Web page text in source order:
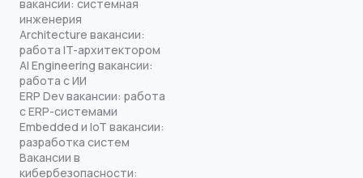
вакансии: системная
инженерия
Architecture вакансии:
работа IT-архитектором
AI Engineering вакансии:
работа с ИИ
ERP Dev вакансии: работа
с ERP-системами
Embedded и IoT вакансии:
разработка систем
Вакансии в
кибербезопасности: